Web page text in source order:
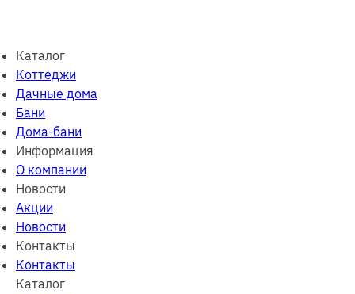
Каталог
Коттеджи
Дачные дома
Бани
Дома-бани
Информация
О компании
Новости
Акции
Новости
Контакты
Контакты
Каталог